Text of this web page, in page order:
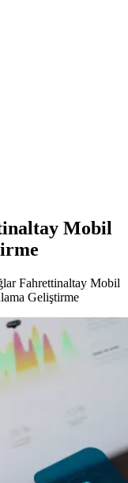
Mobil
Fahrettinaltay Mobil
Geliştirme